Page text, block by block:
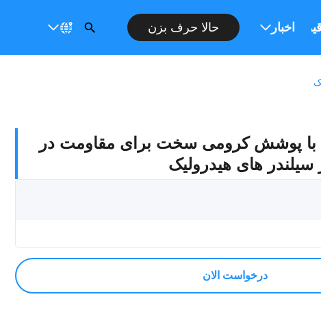
اخبار حالا حرف بزن
با پوشش کرومی سخت برای مقاومت در
سیلندر های هیدرولیک
درخواست الان